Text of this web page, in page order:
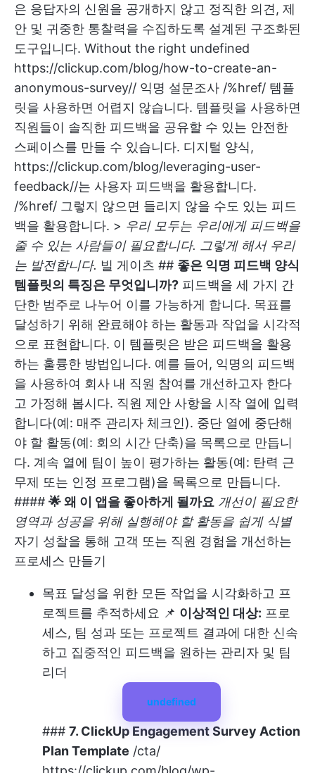
은 응답자의 신원을 공개하지 않고 정직한 의견, 제
안 및 귀중한 통찰력을 수집하도록 설계된 구조화된
도구입니다. Without the right undefined
https://clickup.com/blog/how-to-create-an-
anonymous-survey// 익명 설문조사 /%href/ 템플
릿을 사용하면 어렵지 않습니다. 템플릿을 사용하면
직원들이 솔직한 피드백을 공유할 수 있는 안전한
스페이스를 만들 수 있습니다. 디지털 양식,
https://clickup.com/blog/leveraging-user-
feedback//는 사용자 피드백을 활용합니다.
/%href/ 그렇지 않으면 들리지 않을 수도 있는 피드
백을 활용합니다. > 우리 모두는 우리에게 피드백을
줄 수 있는 사람들이 필요합니다. 그렇게 해서 우리
는 발전합니다. 빌 게이츠 ## 좋은 익명 피드백 양식
템플릿의 특징은 무엇입니까? 피드백을 세 가지 간
단한 범주로 나누어 이를 가능하게 합니다. 목표를
달성하기 위해 완료해야 하는 활동과 작업을 시각적
으로 표현합니다. 이 템플릿은 받은 피드백을 활용
하는 훌륭한 방법입니다. 예를 들어, 익명의 피드백
을 사용하여 회사 내 직원 참여를 개선하고자 한다
고 가정해 봅시다. 직원 제안 사항을 시작 열에 입력
합니다(예: 매주 관리자 체크인). 중단 열에 중단해
야 할 활동(예: 회의 시간 단축)을 목록으로 만듭니
다. 계속 열에 팀이 높이 평가하는 활동(예: 탄력 근
무제 또는 인정 프로그램)을 목록으로 만듭니다.
#### 🌟 왜 이 앱을 좋아하게 될까요 개선이 필요한
영역과 성공을 위해 실행해야 할 활동을 쉽게 식별
자기 성찰을 통해 고객 또는 직원 경험을 개선하는
프로세스 만들기
목표 달성을 위한 모든 작업을 시각화하고 프
로젝트를 추적하세요 📌 이상적인 대상: 프로
세스, 팀 성과 또는 프로젝트 결과에 대한 신속
하고 집중적인 피드백을 원하는 관리자 및 팀
리더
undefined
### 7. ClickUp Engagement Survey Action
Plan Template /cta/